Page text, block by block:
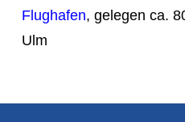
Flughafen, gelegen ca.
Ulm